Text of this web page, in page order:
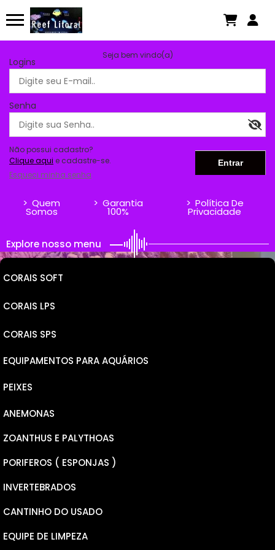
Seja bem vindo(a)
Logins
Senha
Não possui cadastro?
Clique aqui e cadastre-se.
Esqueci minha senha
> Quem
Somos
> Garantia
100%
> Política De
Privacidade
Explore nosso menu
CORAIS SOFT
LEATHERS
RICORDEA YUMA
RICORDEA BOUNCE
MUSHROOM
CORAIS LPS
ELEGANCE
PLATE
GONIOPORAS
PECTINEAS
GALAXEA
CORAIS SPS
MICROLADOS
NANA
MILLEPORA
SERIATOPORA
EQUIPAMENTOS PARA AQUÁRIOS
PEIXES
PSEUDOCHROMINS
CARDINAL
ANEMONAS
ZOANTHUS E PALYTHOAS
PORIFEROS ( ESPONJAS )
INVERTEBRADOS
CANTINHO DO USADO
EQUIPE DE LIMPEZA